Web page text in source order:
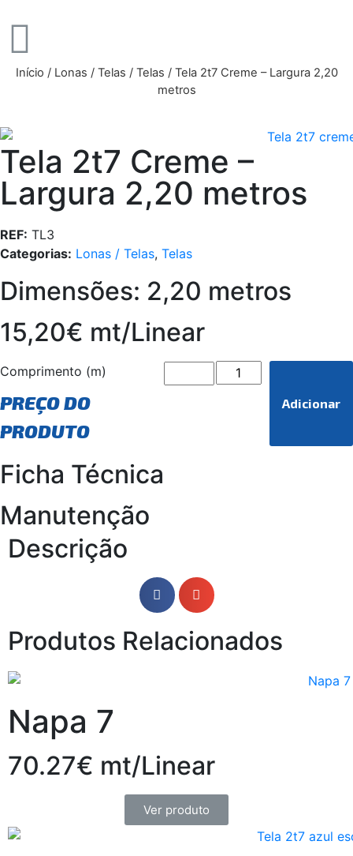
Início / Lonas / Telas / Telas / Tela 2t7 Creme – Largura 2,20
metros
Tela 2t7 Creme –
Largura 2,20 metros
REF: TL3
Categorias: Lonas / Telas, Telas
Dimensões: 2,20 metros
15,20€ mt/Linear
Comprimento (m)
PREÇO DO
PRODUTO
Adicionar
Ficha Técnica
Manutenção
Descrição
Produtos Relacionados
Napa 7
70.27€ mt/Linear
Ver produto